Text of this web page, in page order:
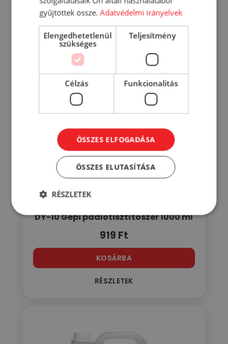
RÉSZLETEK
DY-10 Gépi padlótisztítószer 1000 ml
919 Ft
KOSÁRBA
RÉSZLETEK
gyűjtöttek össze.Adatvédelmi irányelvek
Elengedhetetlenül
szükséges
Teljesítmény
Célzás Funkcionalitás
ÖSSZES ELFOGADÁSA
ÖSSZES ELUTASÍTÁSA
RÉSZLETEK